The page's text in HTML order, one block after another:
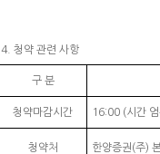
4. 청약 관련 사항
구 분
청약마감시간 16:00 (시간
청약처 한양증권(주)